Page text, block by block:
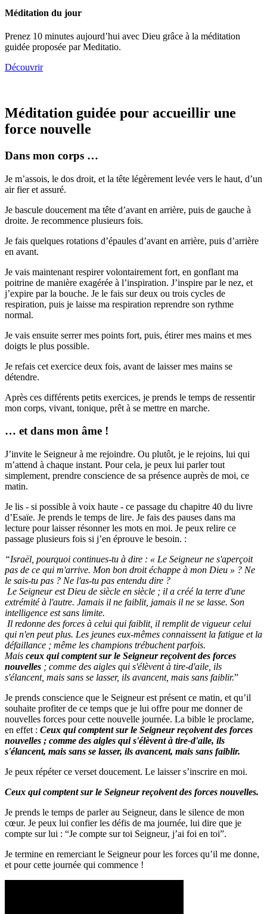
Méditation du jour
Prenez 10 minutes aujourd’hui avec Dieu grâce à la méditation
guidée proposée par Meditatio.
Découvrir
Méditation guidée pour accueillir une
force nouvelle
Dans mon corps …
Je m’assois, le dos droit, et la tête légèrement levée vers le haut, d’un
air fier et assuré.
Je bascule doucement ma tête d’avant en arrière, puis de gauche à
droite. Je recommence plusieurs fois.
Je fais quelques rotations d’épaules d’avant en arrière, puis d’arrière
en avant.
Je vais maintenant respirer volontairement fort, en gonflant ma
poitrine de manière exagérée à l’inspiration. J’inspire par le nez, et
j’expire par la bouche. Je le fais sur deux ou trois cycles de
respiration, puis je laisse ma respiration reprendre son rythme
normal.
Je vais ensuite serrer mes points fort, puis, étirer mes mains et mes
doigts le plus possible.
Je refais cet exercice deux fois, avant de laisser mes mains se
détendre.
Après ces différents petits exercices, je prends le temps de ressentir
mon corps, vivant, tonique, prêt à se mettre en marche.
… et dans mon âme !
J’invite le Seigneur à me rejoindre. Ou plutôt, je le rejoins, lui qui
m’attend à chaque instant. Pour cela, je peux lui parler tout
simplement, prendre conscience de sa présence auprès de moi, ce
matin.
Je lis - si possible à voix haute - ce passage du chapitre 40 du livre
d’Esaïe. Je prends le temps de lire. Je fais des pauses dans ma
lecture pour laisser résonner les mots en moi. Je peux relire ce
passage plusieurs fois si j’en éprouve le besoin. :
“Israël, pourquoi continues-tu à dire : « Le Seigneur ne s'aperçoit
pas de ce qui m'arrive. Mon bon droit échappe à mon Dieu » ? Ne
le sais-tu pas ? Ne l'as-tu pas entendu dire ?
Le Seigneur est Dieu de siècle en siècle ; il a créé la terre d'une
extrémité à l'autre. Jamais il ne faiblit, jamais il ne se lasse. Son
intelligence est sans limite.
Il redonne des forces à celui qui faiblit, il remplit de vigueur celui
qui n'en peut plus. Les jeunes eux-mêmes connaissent la fatigue et la
défaillance ; même les champions trébuchent parfois.
Mais ceux qui comptent sur le Seigneur reçoivent des forces
nouvelles ; comme des aigles qui s'élèvent à tire-d'aile, ils
s'élancent, mais sans se lasser, ils avancent, mais sans faiblir.”
Je prends conscience que le Seigneur est présent ce matin, et qu’il
souhaite profiter de ce temps que je lui offre pour me donner de
nouvelles forces pour cette nouvelle journée. La bible le proclame,
en effet : Ceux qui comptent sur le Seigneur reçoivent des forces
nouvelles ; comme des aigles qui s'élèvent à tire-d'aile, ils
s'élancent, mais sans se lasser, ils avancent, mais sans faiblir.
Je peux répéter ce verset doucement. Le laisser s’inscrire en moi.
Ceux qui comptent sur le Seigneur reçoivent des forces nouvelles.
Je prends le temps de parler au Seigneur, dans le silence de mon
cœur. Je peux lui confier les défis de ma journée, lui dire que je
compte sur lui : “Je compte sur toi Seigneur, j’ai foi en toi”.
Je termine en remerciant le Seigneur pour les forces qu’il me donne,
et pour cette journée qui commence !